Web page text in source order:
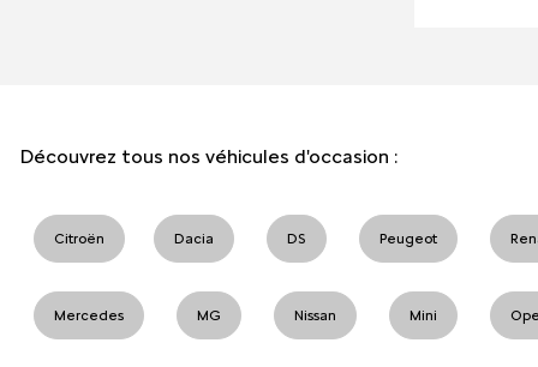
Découvrez tous nos véhicules d'occasion :
Citroën Dacia DS Peugeot
Mercedes MG Nissan Mini